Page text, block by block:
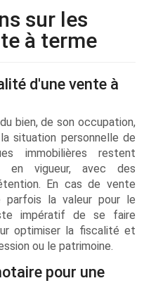
sur les
à terme
d'une vente à
bien, de son occupation,
situation personnelle de
immobilières restent
en vigueur, avec des
En cas de vente
parfois la valeur pour le
impératif de se faire
optimiser la fiscalité et
ou le patrimoine.
pour une